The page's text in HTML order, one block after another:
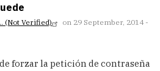
(not Verified)
on 29 September, 2014 -
forzar la petición de contraseña